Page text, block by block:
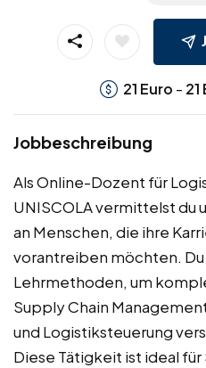
21 Euro - 21
Jobbeschreibung
Als Online-Dozent für
UNISCOLA vermittelst du
an Menschen, die ihre
vorantreiben möchten.
Lehrmethoden, um
Supply Chain
und Logistiksteuerung
Diese Tätigkeit ist ideal